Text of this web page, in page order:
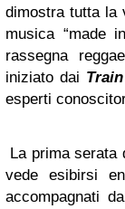
dimostra tutta la
musica “made
rassegna
iniziato dai Train
esperti
La prima serata
vede esibirsi
accompagnati